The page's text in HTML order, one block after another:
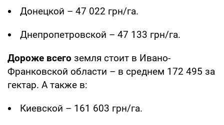
Донецкой – 47 022 грн/га.
Днепропетровской – 47 133 грн/га.
Дороже всего земля стоит в Ивано-
Франковской области – в среднем 172 495 за
гектар. А также в:
Киевской – 161 603 грн/га.